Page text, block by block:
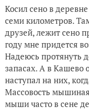
Косил сено в
семи километров.
друзей, лежит сено
году мне придется
Надеюсь протянуть
запасах. А в Кашево
наступал на них,
Массовость
мыши часто в сене